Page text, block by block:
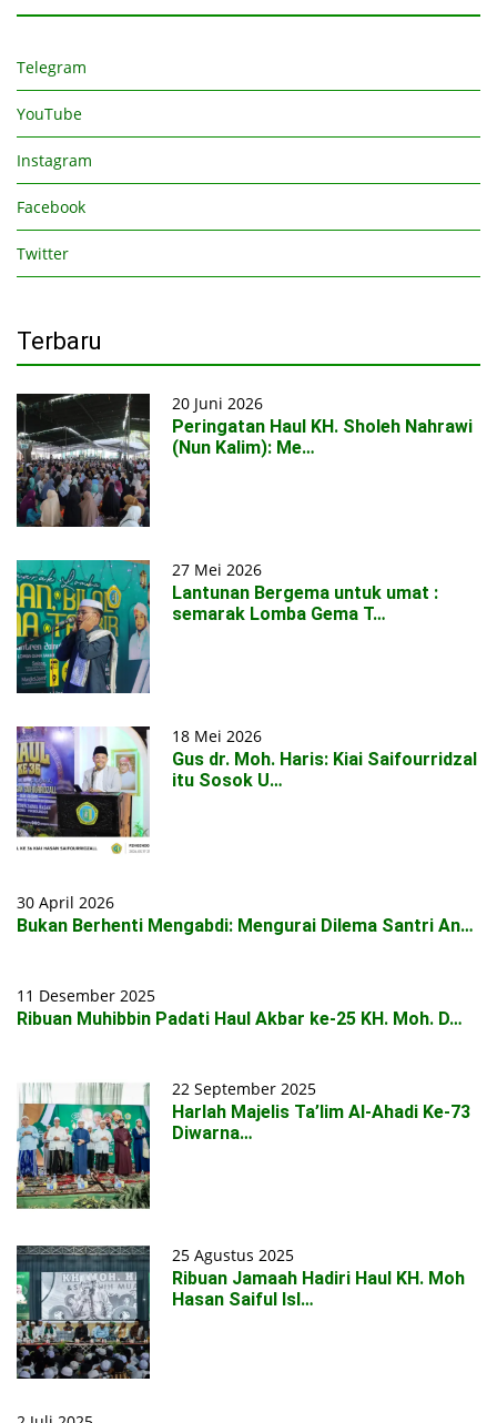
Telegram
YouTube
Instagram
Facebook
Twitter
Terbaru
20 Juni 2026
Peringatan Haul KH. Sholeh Nahrawi
(Nun Kalim): Me…
27 Mei 2026
Lantunan Bergema untuk umat :
semarak Lomba Gema T…
18 Mei 2026
Gus dr. Moh. Haris: Kiai Saifourridzal
itu Sosok U…
30 April 2026
Bukan Berhenti Mengabdi: Mengurai Dilema Santri An…
11 Desember 2025
Ribuan Muhibbin Padati Haul Akbar ke-25 KH. Moh. D…
22 September 2025
Harlah Majelis Ta’lim Al-Ahadi Ke-73
Diwarna…
25 Agustus 2025
Ribuan Jamaah Hadiri Haul KH. Moh
Hasan Saiful Isl…